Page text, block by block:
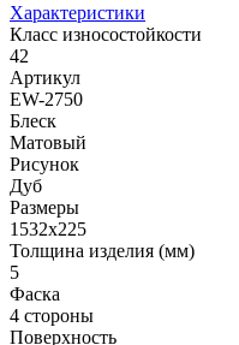
Характеристики
Класс износостойкости
42
Артикул
EW-2750
Блеск
Матовый
Рисунок
Дуб
Размеры
1532x225
Толщина изделия (мм)
5
Фаска
4 стороны
Поверхность